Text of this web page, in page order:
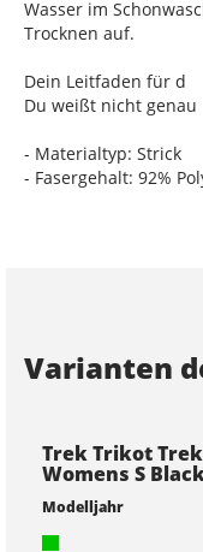
Wasser im
Trocknen auf.
Dein Leitfaden für d
Du weißt nicht genau
- Materialtyp: Strick
- Fasergehalt: 92%
Varianten
Trek Trikot
Womens S
Modelljahr